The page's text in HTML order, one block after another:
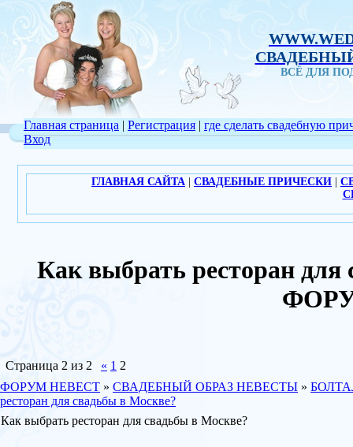
ВСЁ ДЛЯ
Главная страница | Регистрация |
Вход
где сделать свадебную
ГЛАВНАЯ САЙТА СВАДЕБНЫЕ ПРИЧЕСКИ
Как выбрать ресторан
Страница 2 из 2 « 1 2
ФОРУМ НЕВЕСТ » СВАДЕБНЫЙ ОБРАЗ НЕВЕСТЫ »
ресторан для свадьбы в Москве?
Как выбрать ресторан для свадьбы в Москве?